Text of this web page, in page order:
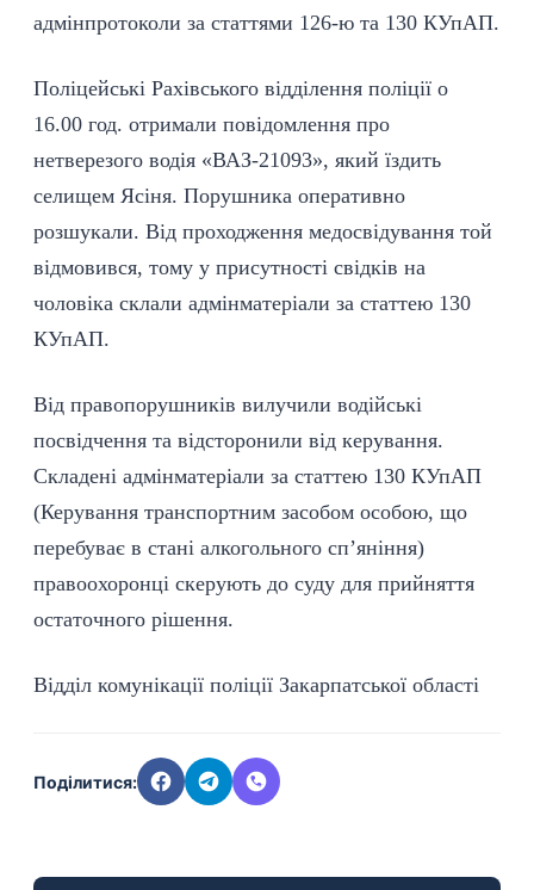
адмінпротоколи за статтями 126-ю та 130 КУпАП.
Поліцейські Рахівського відділення поліції о
16.00 год. отримали повідомлення про
нетверезого водія «ВАЗ-21093», який їздить
селищем Ясіня. Порушника оперативно
розшукали. Від проходження медосвідування той
відмовився, тому у присутності свідків на
чоловіка склали адмінматеріали за статтею 130
КУпАП.
Від правопорушників вилучили водійські
посвідчення та відсторонили від керування.
Складені адмінматеріали за статтею 130 КУпАП
(Керування транспортним засобом особою, що
перебуває в стані алкогольного сп’яніння)
правоохоронці скерують до суду для прийняття
остаточного рішення.
Відділ комунікації поліції Закарпатської області
Поділитися: